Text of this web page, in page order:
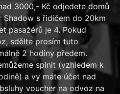
3000,- Kč odjedete domů
Shadow s řidičem do 20km
pasažérů je 4. Pokud
sdělte prosím tuto
2 hodiny předem.
splnit (vzhledem k
a vy máte účet nad
voucher na odvoz na